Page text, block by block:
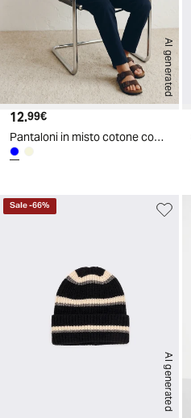
AI generated
Prezzo attuale
12.99€
Pantaloni in misto cotone con tasche - Blu
AI generated
Sale-66%